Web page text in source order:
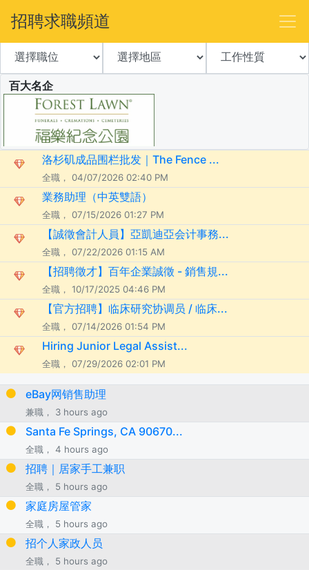
招聘求職頻道
百大名企
洛杉矶成品围栏批发｜The Fence ...
全職， 04/07/2026 02:40 PM
業務助理（中英雙語）
全職， 07/15/2026 01:27 PM
【誠徵會計人員】亞凱迪亞会计事務...
全職， 07/22/2026 01:15 AM
【招聘徵才】百年企業誠徵 - 銷售規...
全職， 10/17/2025 04:46 PM
【官方招聘】临床研究协调员 / 临床...
全職， 07/14/2026 01:54 PM
Hiring Junior Legal Assist...
全職， 07/29/2026 02:01 PM
eBay网销售助理
兼職， 3 hours ago
Santa Fe Springs, CA 90670...
全職， 4 hours ago
招聘｜居家手工兼职
全職， 5 hours ago
家庭房屋管家
全職， 5 hours ago
招个人家政人员
全職， 5 hours ago